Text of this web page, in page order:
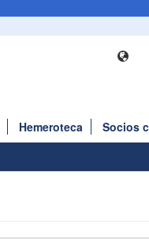
Hemeroteca
Socios